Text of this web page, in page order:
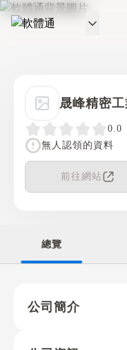
軟體通
晟峰精密
0.0
無人認領的資料
前往網站
總覽
公司簡介